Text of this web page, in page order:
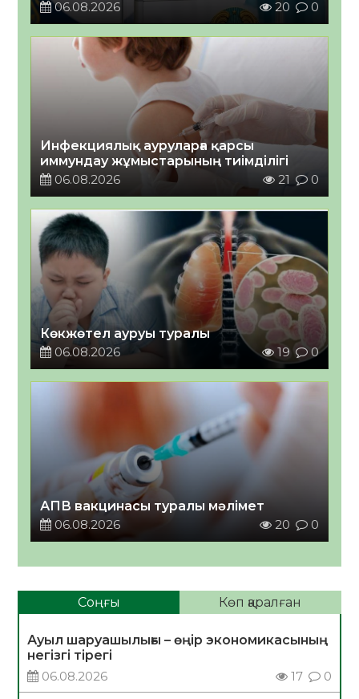
06.08.2026 20 0
Инфекциялық ауруларға қарсы
иммундау жұмыстарының тиімділігі
06.08.2026
21 0
Көкжөтел ауруы туралы
06.08.2026
19 0
АПВ вакцинасы туралы мәлімет
06.08.2026
20 0
Соңғы Көп қаралған
Ауыл шаруашылығы – өңір экономикасының
негізгі тірегі
06.08.2026
17 0